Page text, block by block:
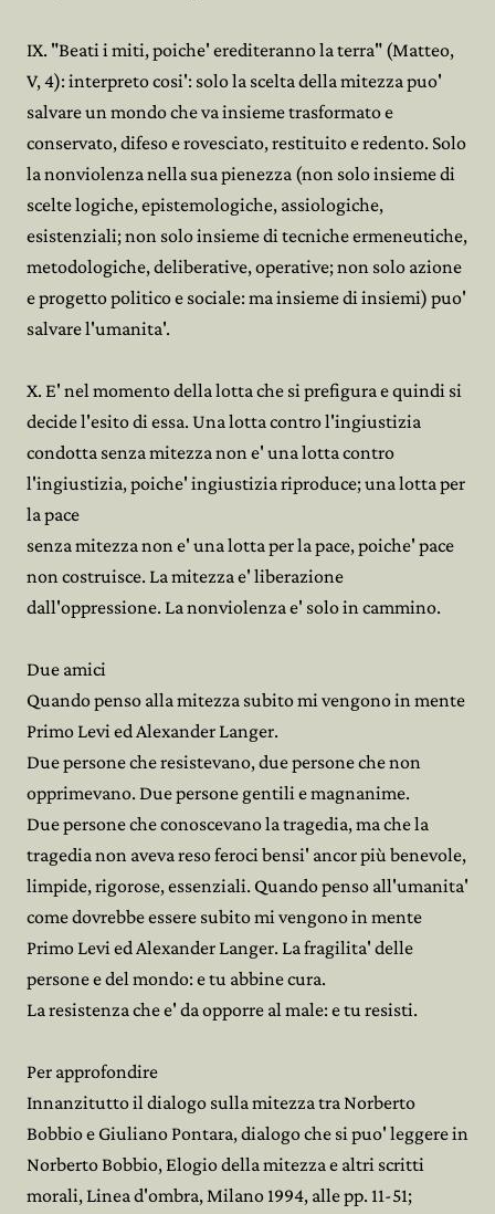
IX. "Beati i miti, poiche' erediteranno la terra" (Matteo,
V, 4): interpreto cosi': solo la scelta della mitezza puo'
salvare un mondo che va insieme trasformato e
conservato, difeso e rovesciato, restituito e redento. Solo
la nonviolenza nella sua pienezza (non solo insieme di
scelte logiche, epistemologiche, assiologiche,
esistenziali; non solo insieme di tecniche ermeneutiche,
metodologiche, deliberative, operative; non solo azione
e progetto politico e sociale: ma insieme di insiemi) puo'
salvare l'umanita'.
X. E' nel momento della lotta che si prefigura e quindi si
decide l'esito di essa. Una lotta contro l'ingiustizia
condotta senza mitezza non e' una lotta contro
l'ingiustizia, poiche' ingiustizia riproduce; una lotta per
la pace
senza mitezza non e' una lotta per la pace, poiche' pace
non costruisce. La mitezza e' liberazione
dall'oppressione. La nonviolenza e' solo in cammino.
Due amici
Quando penso alla mitezza subito mi vengono in mente
Primo Levi ed Alexander Langer.
Due persone che resistevano, due persone che non
opprimevano. Due persone gentili e magnanime.
Due persone che conoscevano la tragedia, ma che la
tragedia non aveva reso feroci bensi' ancor più benevole,
limpide, rigorose, essenziali. Quando penso all'umanita'
come dovrebbe essere subito mi vengono in mente
Primo Levi ed Alexander Langer. La fragilita' delle
persone e del mondo: e tu abbine cura.
La resistenza che e' da opporre al male: e tu resisti.
Per approfondire
Innanzitutto il dialogo sulla mitezza tra Norberto
Bobbio e Giuliano Pontara, dialogo che si puo' leggere in
Norberto Bobbio, Elogio della mitezza e altri scritti
morali, Linea d'ombra, Milano 1994, alle pp. 11-51;